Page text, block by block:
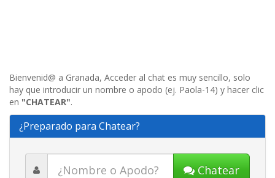
Bienvenid@ a Granada, Acceder al chat es muy sencillo, solo
hay que introducir un nombre o apodo (ej. Paola-14) y hacer clic
en "CHATEAR".
¿Preparado para Chatear?
Chatear